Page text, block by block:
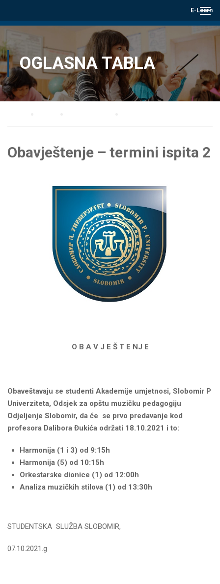
E-Learn
OGLASNA TABLA
Obavještenje – termini ispita 2
O B A V J E Š T E NJ E
Obaveštavaju se studenti Akademije umjetnosi, Slobomir P
Univerziteta, Odsjek za opštu muzičku pedagogiju
Odjeljenje Slobomir, da će se prvo predavanje kod
profesora Dalibora Đukića održati 18.10.2021 i to:
Harmonija (1 i 3) od 9:15h
Harmonija (5) od 10:15h
Orkestarske dionice (1) od 12:00h
Analiza muzičkih stilova (1) od 13:30h
STUDENTSKA SLUŽBA SLOBOMIR,
07.10.2021.g